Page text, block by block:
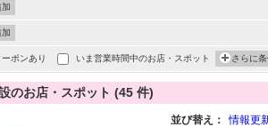
加
加
ーポンあり いま営業時間中のお店・スポット さらに
のお店・スポット (45 件)
並び替え： 情報更